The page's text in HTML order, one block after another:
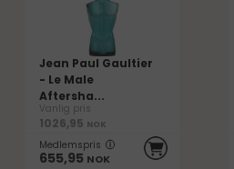
Jean Paul Gaultier
- Le Male
Aftersha...
Vanlig pris
1026,95 NOK
Medlemspris
655,95 NOK